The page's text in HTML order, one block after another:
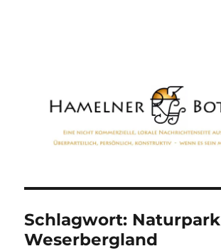
Schlagwort: Naturpark
Weserbergland